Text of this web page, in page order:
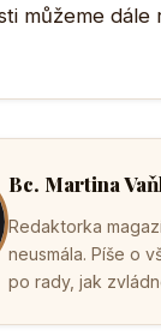
můžeme dále
Bc. Martina
Redaktorka
neusmála. Píše o
po rady, jak